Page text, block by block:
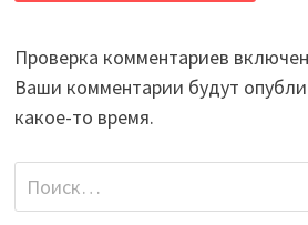
Проверка комментариев
Ваши комментарии будут
какое-то время.
Найти: